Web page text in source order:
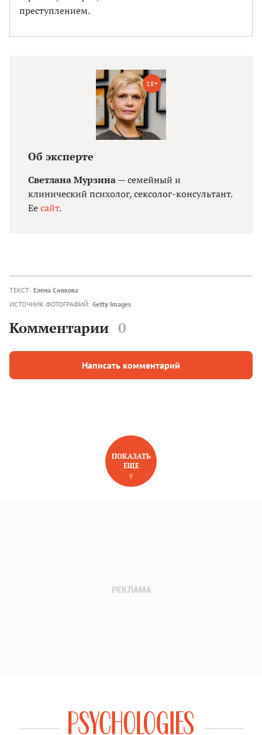
преступлением.
18+
Об эксперте
Светлана Мурзина— семейный и
клинический психолог, сексолог-консультант.
Еесайт.
ТЕКСТ: Елена Сивкова
ИСТОЧНИК ФОТОГРАФИЙ: Getty Images
Комментарии 0
Написать комментарий
НОВОЕ НА САЙТЕ
ПОКАЗАТЬ
ЕЩЕ